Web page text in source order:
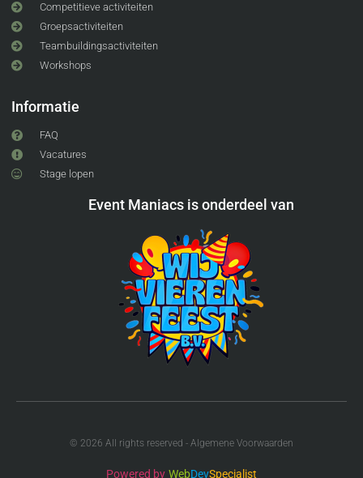
Competitieve activiteiten
Groepsactiviteiten
Teambuildingsactiviteiten
Workshops
Informatie
FAQ
Vacatures
Stage lopen
Event Maniacs is onderdeel van
© 2026 All rights reserved - Algemene Voorwaarden
Powered by WebDevSpecialist